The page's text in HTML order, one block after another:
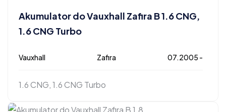
Akumulator do Vauxhall Zafira B 1.6 CNG,
1.6 CNG Turbo
Vauxhall Zafira 07.2005 -
1.6 CNG, 1.6 CNG Turbo